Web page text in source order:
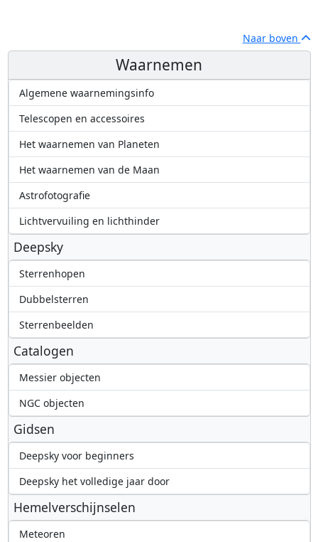
Naar boven
Waarnemen
Algemene waarnemingsinfo
Telescopen en accessoires
Het waarnemen van Planeten
Het waarnemen van de Maan
Astrofotografie
Lichtvervuiling en lichthinder
Deepsky
Sterrenhopen
Dubbelsterren
Sterrenbeelden
Catalogen
Messier objecten
NGC objecten
Gidsen
Deepsky voor beginners
Deepsky het volledige jaar door
Hemelverschijnselen
Meteoren